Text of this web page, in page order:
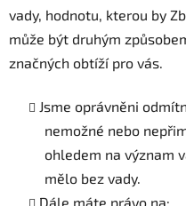
vady, hodnotu, kterou by
může být druhým
značných obtíží pro vás.
Jsme oprávněni
nemožné nebo
ohledem na význam
mělo bez vady.
Dále máte právo na: